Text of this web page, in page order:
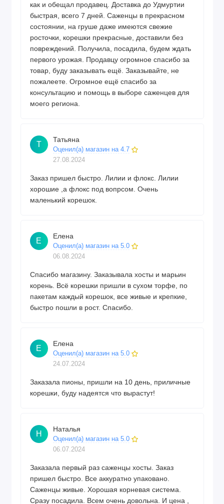
как и обещал продавец. Доставка до Удмуртии
быстрая, всего 7 дней. Саженцы в прекрасном
состоянии, на груше даже имеются свежие
росточки, корешки прекрасные, доставили без
повреждений. Получила, посадила, будем ждать
первого урожая. Продавцу огромное спасибо за
товар, буду заказывать ещё. Заказывайте, не
пожалеете. Огромное ещё спасибо за
консультацию и помощь в выборе саженцев для
моего региона.
Т
Татьяна
Оценил(а) магазин на 4.7
27.08.2024
Заказ пришел быстро. Лилии и флокс. Лилии
хорошие ,а флокс под вопрсом. Очень
маленький корешок.
Е
Елена
Оценил(а) магазин на 5.0
06.08.2024
Спасибо магазину. Заказывала хосты и марьин
корень. Всё корешки пришли в сухом торфе, по
пакетам каждый корешок, все живые и крепкие,
быстро пошли в рост. Спасибо.
Е
Елена
Оценил(а) магазин на 5.0
24.07.2024
Заказала пионы, пришли на 10 день, приличные
корешки, буду надеятся что вырастут!
Н
Наталья
Оценил(а) магазин на 5.0
06.07.2024
Заказала первый раз саженцы хосты. Заказ
пришел быстро. Все аккуратно упаковано.
Саженцы живые. Хорошая корневая система.
Сразу посадила. Всем очень довольна. И цена ,